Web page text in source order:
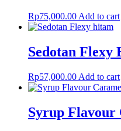
Rp75,000.00 Add to cart
Sedotan Flexy
Rp57,000.00 Add to cart
Syrup Flavour